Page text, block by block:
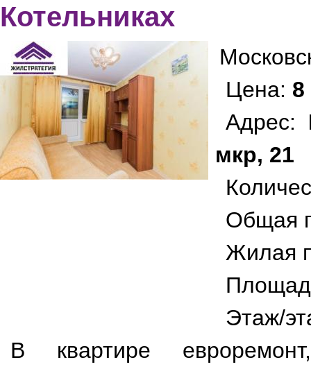
Котельниках
Цена: 8
Адрес:
мкр, 21
Общая
Жилая
Этаж/
В квартире